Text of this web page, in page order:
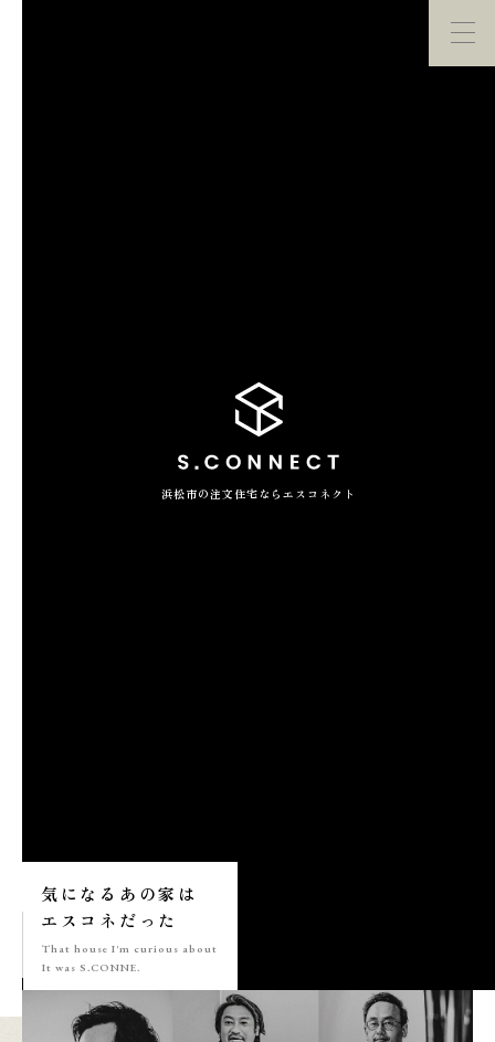
ACCESS MAP
アクセスマップ
プライバシーポリシー
浜松市の注文住宅ならエスコネクト
気になる あの家は
エスコネ だった
That house I'm curious about
It was S.CONNE.